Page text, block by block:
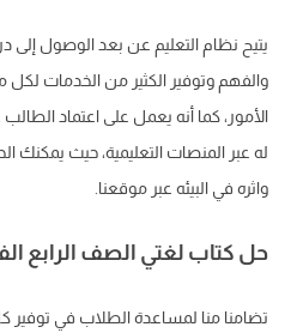
يتيح نظام التعليم عن بعد الوصول إلى
والفهم وتوفير الكثير من الخدمات لكل
الأمور، كما أنه يعمل على اعتماد
له عبر المنصات التعليمية، حيث
واثره في البيئه عبر موقعنا.
حل كتاب لغتي الصف الرابع
تضامنا منا لمساعدة الطلاب في توفير